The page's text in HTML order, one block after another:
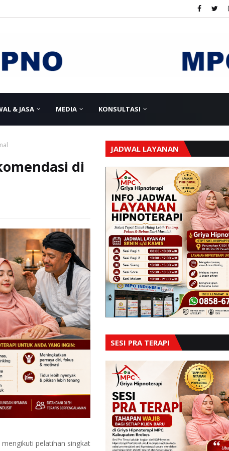
& JASA MEDIA KONSULTASI
di
pelatihan singkat
JADWAL LAYANAN
SESI PRA TERAPI